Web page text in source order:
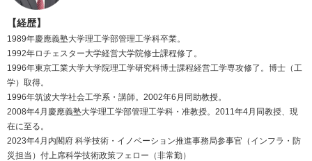
【経歴】
1989年慶應義塾大学理工学部管理工学科卒業。
1992年ロチェスター大学経営大学院修士課程修了。
1996年東京工業大学大学院理工学研究科博士課程経営工学専攻修了。博士（工
学）取得。
1996年筑波大学社会工学系・講師。2002年6月同助教授。
2008年4月慶應義塾大学理工学部管理工学科・准教授。2011年4月同教授、現
在に至る。
2023年4月内閣府 科学技術・イノベーション推進事務局参事官（インフラ・防
災担当）付上席科学技術政策フェロー（非常勤）